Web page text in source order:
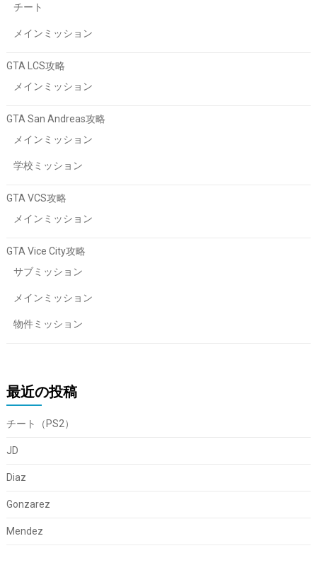
チート
メインミッション
GTA LCS攻略
メインミッション
GTA San Andreas攻略
メインミッション
学校ミッション
GTA VCS攻略
メインミッション
GTA Vice City攻略
サブミッション
メインミッション
物件ミッション
最近の投稿
チート（PS2）
JD
Diaz
Gonzarez
Mendez